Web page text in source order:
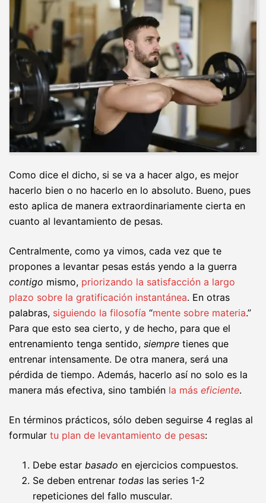
Como dice el dicho, si se va a hacer algo, es mejor
hacerlo bien o no hacerlo en lo absoluto. Bueno, pues
esto aplica de manera extraordinariamente cierta en
cuanto al levantamiento de pesas.
Centralmente, como ya vimos, cada vez que te
propones a levantar pesas estás yendo a la guerra
contigo mismo, priorizando la satisfacción a largo
plazo sobre la gratificación instantánea. En otras
palabras, siguiendo la filosofía “mente sobre materia.”
Para que esto sea cierto, y de hecho, para que el
entrenamiento tenga sentido, siempre tienes que
entrenar intensamente. De otra manera, será una
pérdida de tiempo. Además, hacerlo así no solo es la
manera más efectiva, sino también la más eficiente.
En términos prácticos, sólo deben seguirse 4 reglas al
formular tu plan de levantamiento de pesas:
Debe estar basado en ejercicios compuestos.
Se deben entrenar todas las series 1-2
repeticiones del fallo muscular.